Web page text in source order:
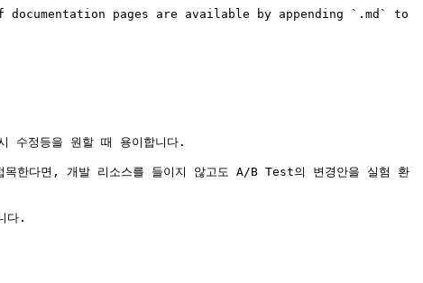
pages are available by appending `.md` to
수정등을 원할 때 용이합니다.
한다면, 개발 리소스를 들이지 않고도 A/B Test의 변경안을 실험 환
다.